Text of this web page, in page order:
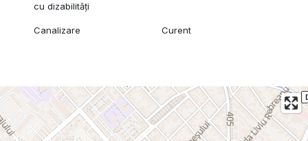
magazin de prezentare
Disponibile imediat.
Vă așteptăm la vizionare.
cu dizabilități
Canalizare Curent